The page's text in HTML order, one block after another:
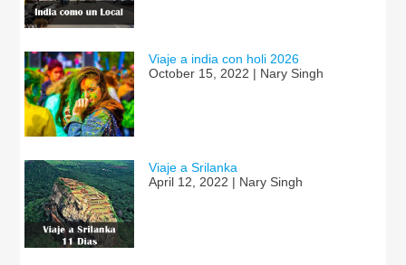
Viaje a india con holi 2026
October 15, 2022 | Nary Singh
Viaje a Srilanka
April 12, 2022 | Nary Singh